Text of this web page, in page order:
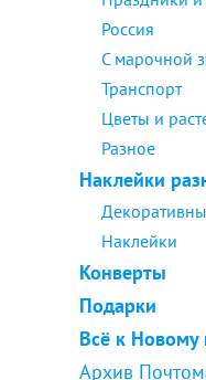
Россия
С марочной
Транспорт
Цветы и
Разное
Наклейки
Наклейки
Конверты
Подарки
Всё к Новому
Архив